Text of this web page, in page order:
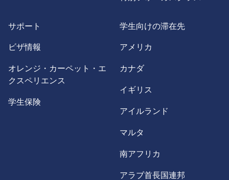
サポート
ビザ情報
オレンジ・カーペット・エ
クスペリエンス
学生保険
学生向けの滞在先
アメリカ
カナダ
イギリス
アイルランド
マルタ
南アフリカ
アラブ首長国連邦